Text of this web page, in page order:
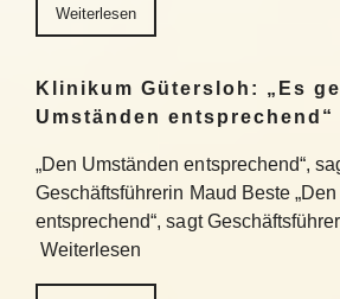
Weiterlesen
Klinikum Gütersloh: „Es
Umständen entsprechend“
„Den Umständen entsprechend“,
Geschäftsführerin Maud Beste
entsprechend“, sagt
Weiterlesen